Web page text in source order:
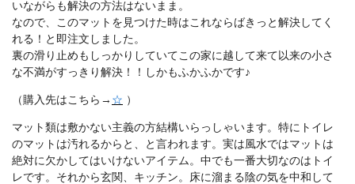
いながらも解決の方法はないまま。
なので、このマットを見つけた時はこれならばきっと解決してく
れる！と即注文しました。
裏の滑り止めもしっかりしていてこの家に越して来て以来の小さ
な不満がすっきり解決！！しかもふかふかです♪
（購入先はこちら→ ☆ ）
マット類は敷かない主義の方結構いらっしゃいます。特にトイレ
のマットは汚れるからと、と言われます。実は風水ではマットは
絶対に欠かしてはいけないアイテム。中でも一番大切なのはトイ
レです。それから玄関、キッチン。床に溜まる陰の気を中和して